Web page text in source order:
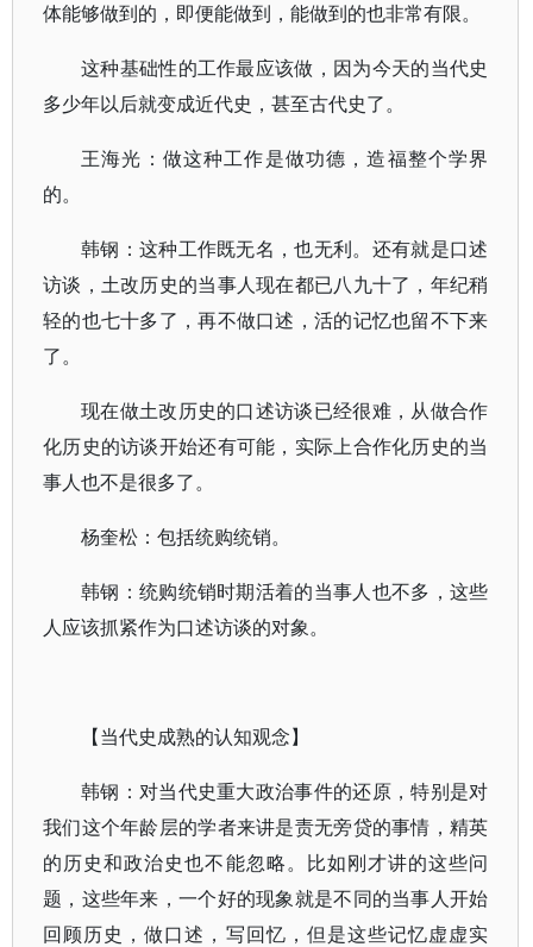
体能够做到的，即便能做到，能做到的也非常有限。
这种基础性的工作最应该做，因为今天的当代史
多少年以后就变成近代史，甚至古代史了。
王海光：做这种工作是做功德，造福整个学界
的。
韩钢：这种工作既无名，也无利。还有就是口述
访谈，土改历史的当事人现在都已八九十了，年纪稍
轻的也七十多了，再不做口述，活的记忆也留不下来
了。
现在做土改历史的口述访谈已经很难，从做合作
化历史的访谈开始还有可能，实际上合作化历史的当
事人也不是很多了。
杨奎松：包括统购统销。
韩钢：统购统销时期活着的当事人也不多，这些
人应该抓紧作为口述访谈的对象。
【当代史成熟的认知观念】
韩钢：对当代史重大政治事件的还原，特别是对
我们这个年龄层的学者来讲是责无旁贷的事情，精英
的历史和政治史也不能忽略。比如刚才讲的这些问
题，这些年来，一个好的现象就是不同的当事人开始
回顾历史，做口述，写回忆，但是这些记忆虚虚实